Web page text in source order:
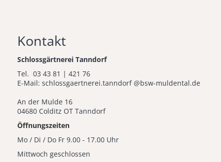
Kontakt
Schlossgärtnerei Tanndorf
Tel. 03 43 81 | 421 76
E-Mail: schlossgaertnerei.tanndorf @bsw-muldental.de
An der Mulde 16
04680 Colditz OT Tanndorf
Öffnungszeiten
Mo / Di / Do Fr 9.00 - 17.00 Uhr
Mittwoch geschlossen